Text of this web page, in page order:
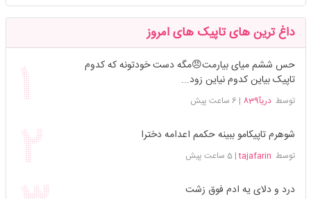
داغ ترین های تاپیک های امروز
حس ششم میای بیارمت😠مگه دست خودتونه که کدوم
تاپیک بیاین کدوم نیاین زود...
توسطدریآ839 | 6 ساعت پیش
شوهرم تاپیکامو ببینه حکمم اعدامه دخترا
توسط tajafarin
|5 ساعت پیش
درد و دلای یه ادم فوق زشت